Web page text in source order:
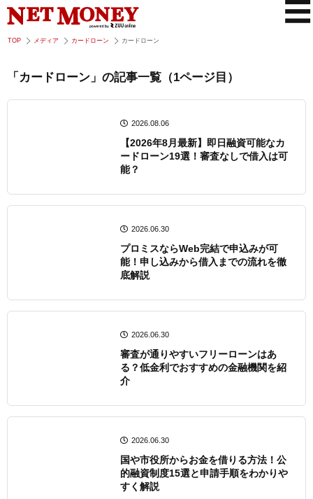
TOP メディア カードローン カードローン
「カードローン」の記事一覧（1ページ目）
2026.08.06
【2026年8月最新】即日融資可能なカ
ードローン19選！審査なしで借入は可
能？
2026.06.30
プロミスならWeb完結で申込みが可
能！申し込みから借入までの流れを徹
底解説
2026.06.30
審査が通りやすいフリーローンはあ
る？低金利でおすすめの金融機関を紹
介
2026.06.30
国や市役所からお金を借りる方法！公
的融資制度15選と申請手順をわかりや
すく解説